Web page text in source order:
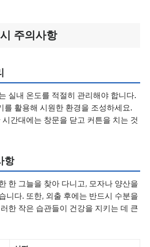
주의사항
실내 온도를 적절히 관리해야 합니다.
를 활용해 시원한 환경을 조성하세요.
간대에는 창문을 닫고 커튼을 치는 것
항
한 그늘을 찾아 다니고, 모자나 양산을
니다. 또한, 외출 후에는 반드시 수분을
한 작은 습관들이 건강을 지키는 데 큰